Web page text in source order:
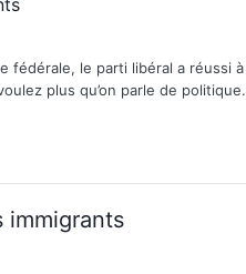
le parti libéral a réussi
plus qu’on parle de
immigrants